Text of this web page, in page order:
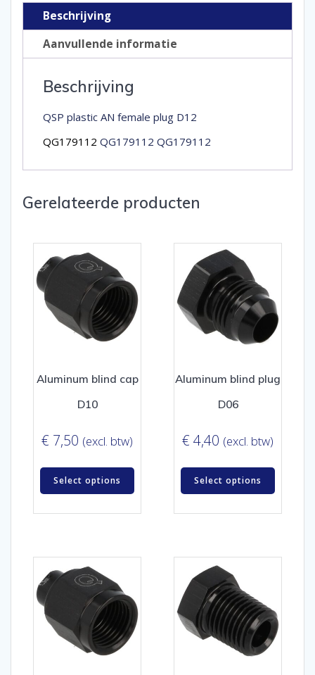
Beschrijving
Aanvullende informatie
Beschrijving
QSP plastic AN female plug D12
QG179112 QG179112 QG179112
Gerelateerde producten
Aluminum blind cap
D10
€ 7,50 (excl. btw)
Select options
Aluminum blind plug
D06
€ 4,40 (excl. btw)
Select options